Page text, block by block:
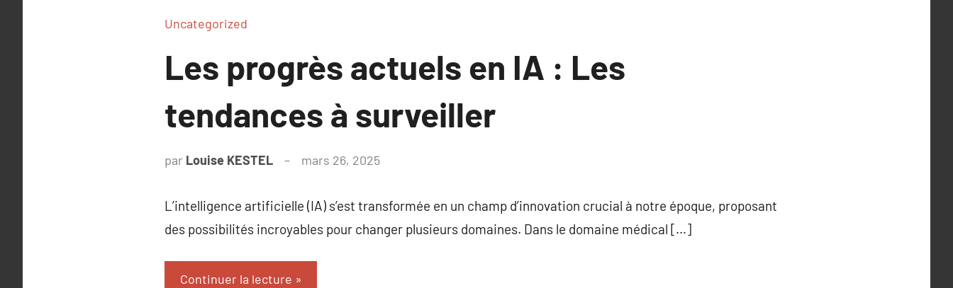
Uncategorized
Les progrès actuels en IA : Les
tendances à surveiller
par Louise KESTEL mars 26, 2025
L’intelligence artificielle (IA) s’est transformée en un champ d’innovation crucial à notre époque, proposant
des possibilités incroyables pour changer plusieurs domaines. Dans le domaine médical […]
Continuer la lecture